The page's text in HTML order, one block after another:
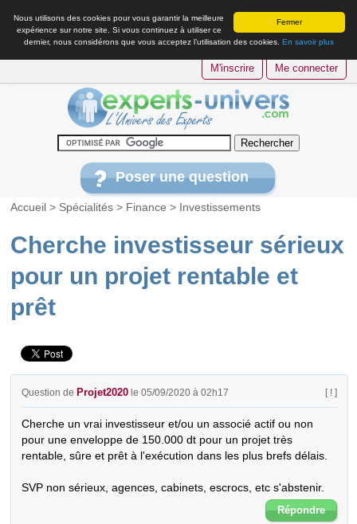
Fermer
Nous utilisons des cookies pour vous garantir la meilleure
expérience sur notre site. Si vous continuez à utiliser ce
dernier, nous considérons que vous acceptez l’utilisation des cookies. En savoir plus
M'inscrire Me connecter
Poser une question
Accueil > Spécialités > Finance > Investissements
Cherche investisseur sérieux
pour un projet rentable et
prêt
Question de Projet2020 le 05/09/2020 à 02h17 [ ! ]
Cherche un vrai investisseur et/ou un associé actif ou non
pour une enveloppe de 150.000 dt pour un projet très
rentable, sûre et prêt à l'exécution dans les plus brefs délais.
SVP non sérieux, agences, cabinets, escrocs, etc s'abstenir.
Répondre